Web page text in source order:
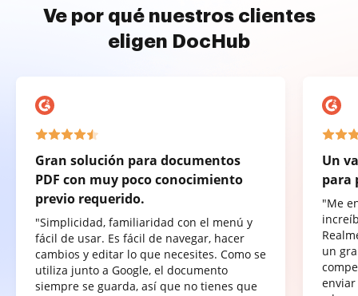
Ve por qué nuestros clientes
eligen DocHub
Gran solución para documentos
PDF con muy poco conocimiento
previo requerido.
"Simplicidad, familiaridad con el menú y
fácil de usar. Es fácil de navegar, hacer
cambios y editar lo que necesites. Como se
utiliza junto a Google, el documento
siempre se guarda, así que no tienes que
Un
para
"Me
un